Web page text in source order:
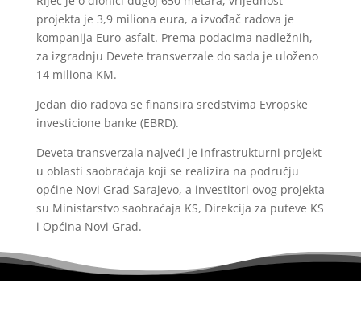
projekta je 3,9 miliona eura, a izvođač radova je
kompanija Euro-asfalt. Prema podacima nadležnih,
za izgradnju Devete transverzale do sada je uloženo
14 miliona KM.
Jedan dio radova se finansira sredstvima Evropske
investicione banke (EBRD).
Deveta transverzala najveći je infrastrukturni projekt
u oblasti saobraćaja koji se realizira na području
općine Novi Grad Sarajevo, a investitori ovog projekta
su Ministarstvo saobraćaja KS, Direkcija za puteve KS
i Općina Novi Grad.